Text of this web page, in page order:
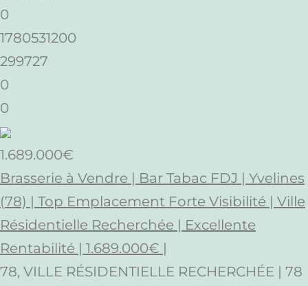
0
1780531200
299727
0
0
1.689.000€
Brasserie à Vendre | Bar Tabac FDJ | Yvelines
(78) | Top Emplacement Forte Visibilité | Ville
Résidentielle Recherchée | Excellente
Rentabilité | 1.689.000€ |
78, VILLE RÉSIDENTIELLE RECHERCHÉE | 78